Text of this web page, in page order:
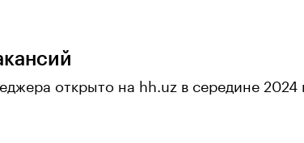
открыто на hh.uz в середине 2024